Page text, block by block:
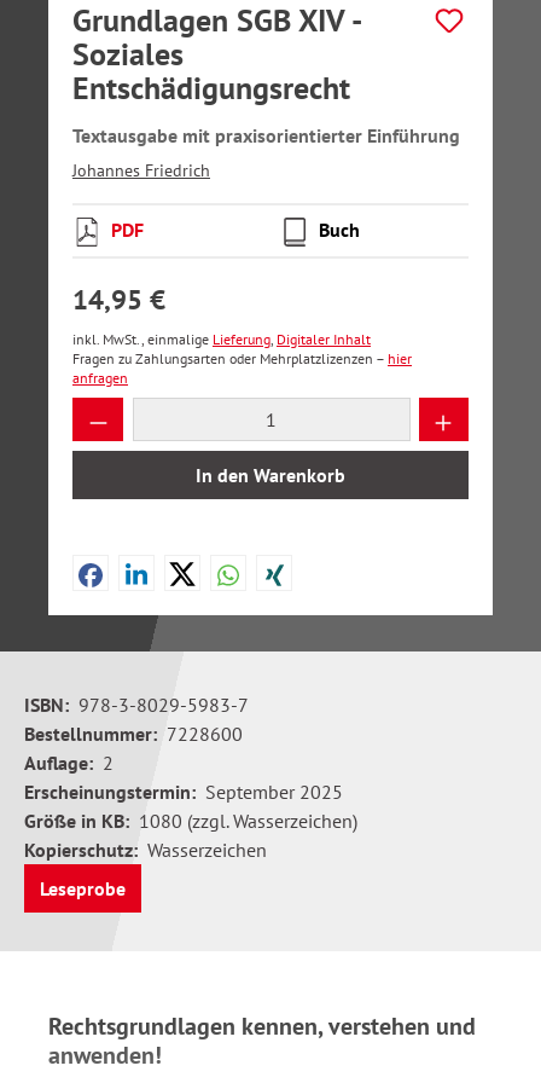
Grundlagen SGB XIV -
Soziales
Entschädigungsrecht
Textausgabe mit praxisorientierter Einführung
Johannes Friedrich
PDF Buch
14,95 €
inkl. MwSt., einmalige Lieferung, Digitaler Inhalt
Fragen zu Zahlungsarten oder Mehrplatzlizenzen – hier
anfragen
Produkt Anzahl: Gib den gewünschten
In den Warenkorb
ISBN: 978-3-8029-5983-7
Bestellnummer: 7228600
Auflage: 2
Erscheinungstermin: September 2025
Größe in KB: 1080 (zzgl. Wasserzeichen)
Kopierschutz: Wasserzeichen
Leseprobe
Rechtsgrundlagen kennen, verstehen und
anwenden!